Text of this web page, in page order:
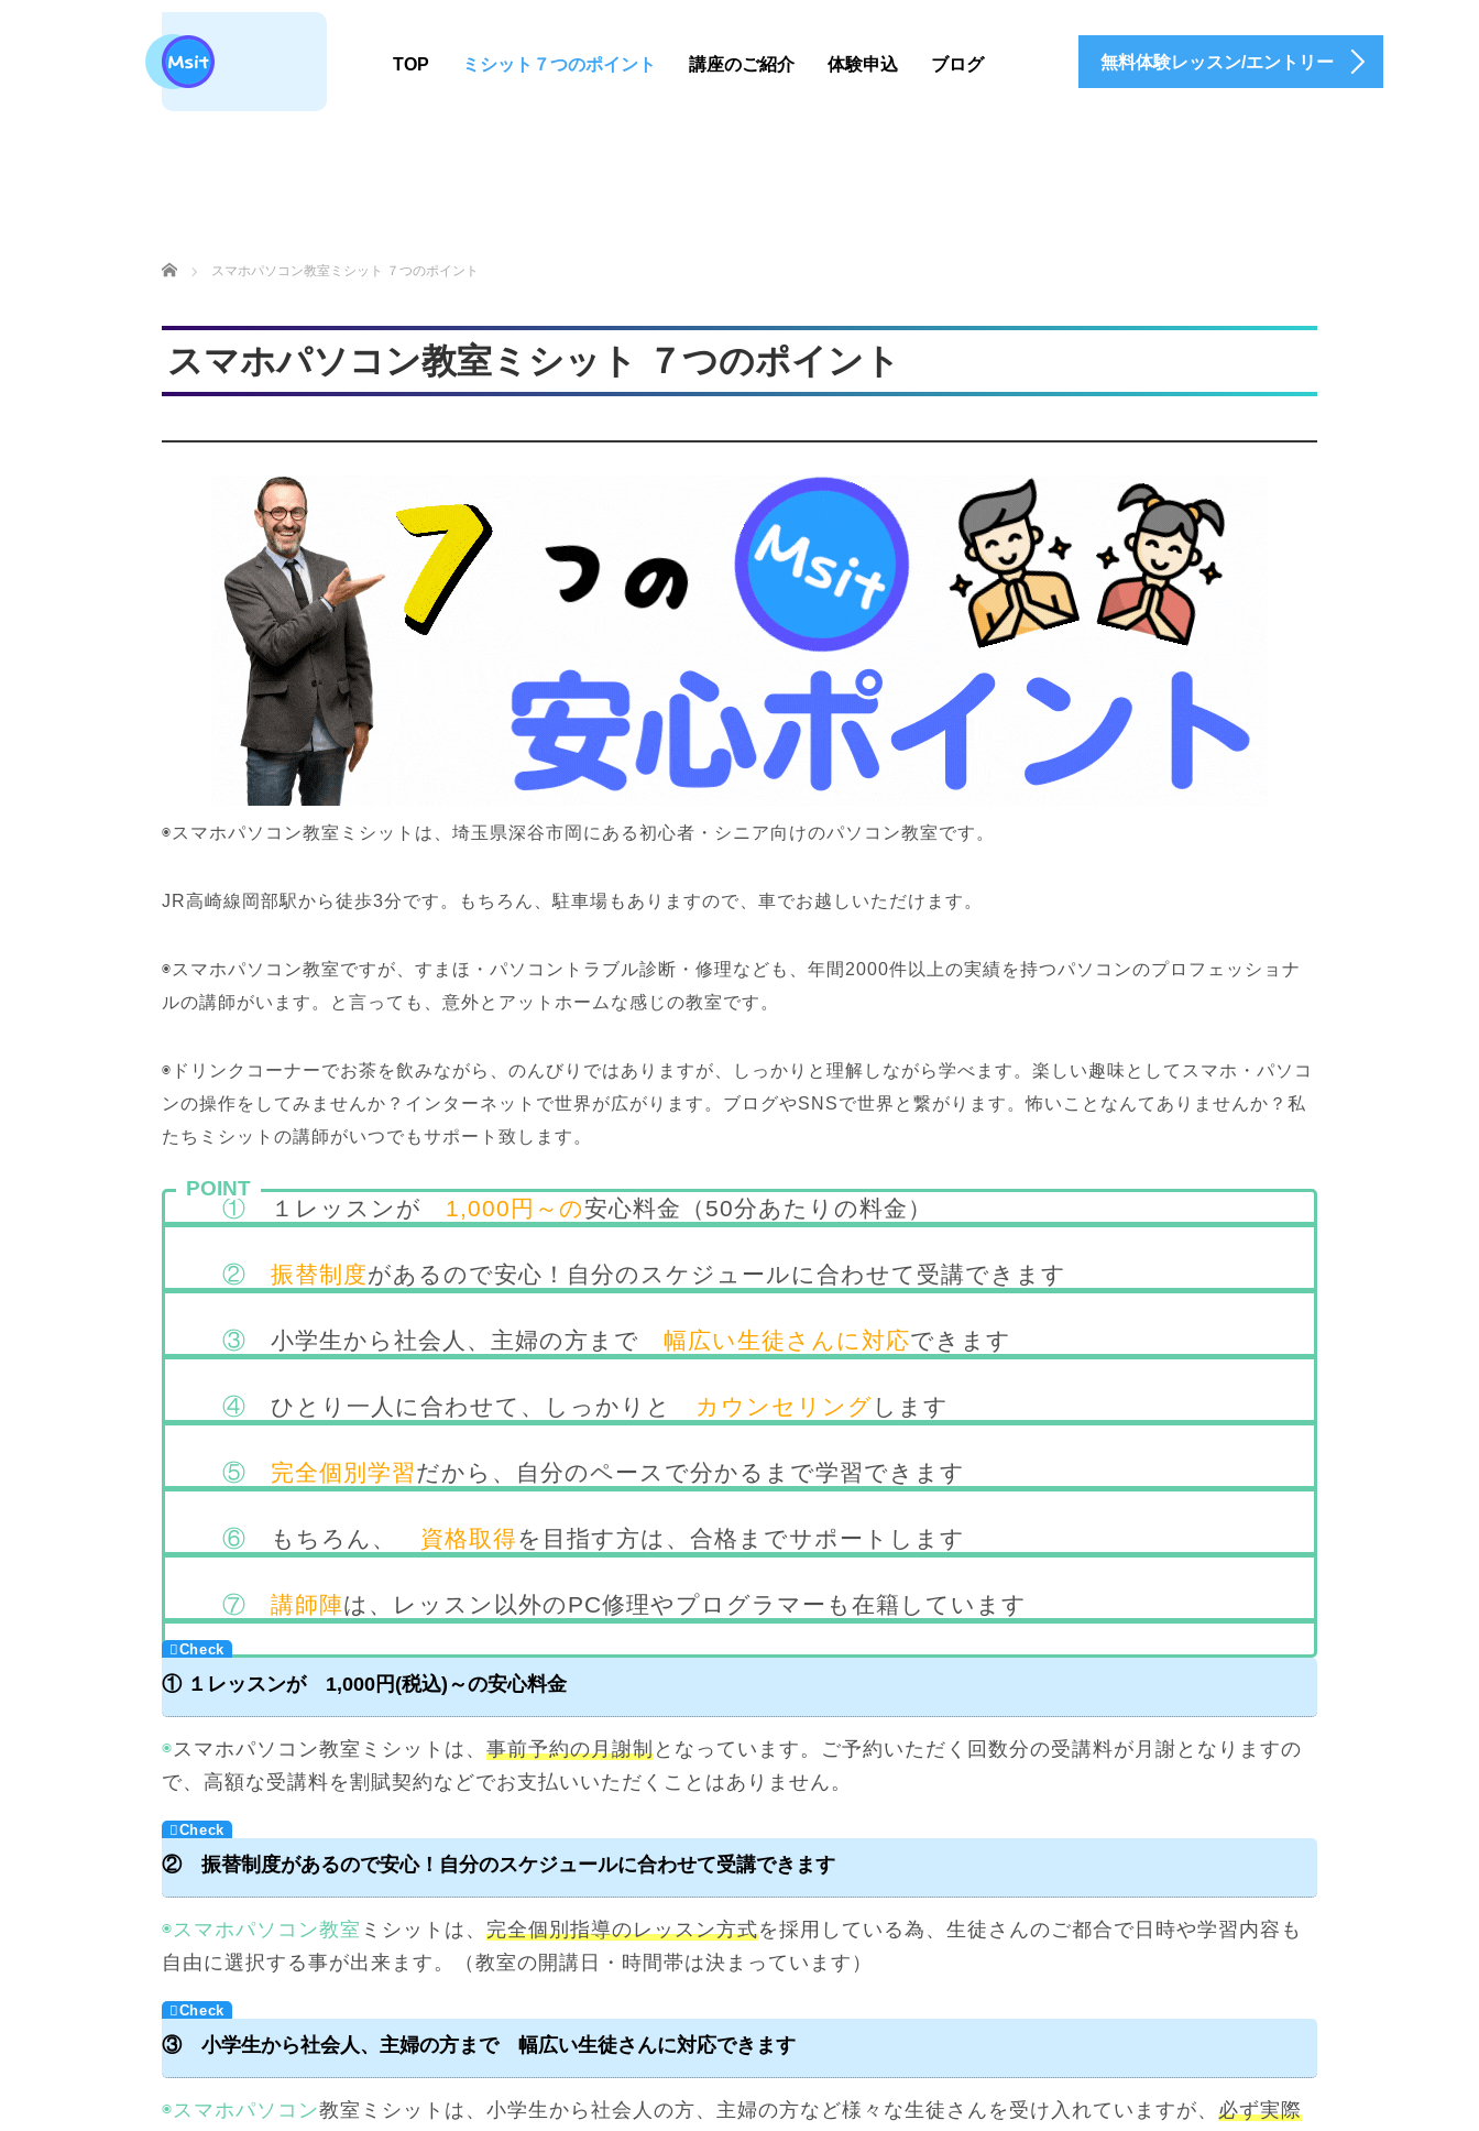
TOP ミシット７つのポイント 講座のご紹介 体験申込 ブログ 無料体験レッスン/エントリー
ホーム スマホパソコン教室ミシット ７つのポイント
スマホパソコン教室ミシット ７つのポイント
◉スマホパソコン教室ミシットは、埼玉県深谷市岡にある初心者・シニア向けのパソコン教室です。
JR高崎線岡部駅から徒歩3分です。もちろん、駐車場もありますので、車でお越しいただけます。
◉スマホパソコン教室ですが、すまほ・パソコントラブル診断・修理なども、年間2000件以上の実績を持つパソコンのプロフェッショナ
ルの講師がいます。と言っても、意外とアットホームな感じの教室です。
◉ドリンクコーナーでお茶を飲みながら、のんびりではありますが、しっかりと理解しながら学べます。楽しい趣味としてスマホ・パソコ
ンの操作をしてみませんか？インターネットで世界が広がります。ブログやSNSで世界と繋がります。怖いことなんてありませんか？私
たちミシットの講師がいつでもサポート致します。
POINT
① １レッスンが 1,000円～の安心料金（50分あたりの料金）
②振替制度があるので安心！自分のスケジュールに合わせて受講できます
③小学生から社会人、主婦の方まで幅広い生徒さんに対応できます
④ ひとり一人に合わせて、しっかりと カウンセリング します
⑤ 完全個別学習だから、自分のペースで分かるまで学習できます
⑥ もちろん、 資格取得を目指す方は、合格までサポートします
⑦講師陣は、レッスン以外のPC修理やプログラマーも在籍しています
① １レッスンが 1,000円(税込)～の安心料金
◉スマホパソコン教室ミシットは、 事前予約の月謝制となっています。ご予約いただく回数分の受講料が月謝となりますの
で、高額な受講料を割賦契約などでお支払いいただくことはありません。
② 振替制度があるので安心！自分のスケジュールに合わせて受講できます
◉スマホパソコン教室 ミシットは、 完全個別指導のレッスン方式を採用している為、生徒さんのご都合で日時や学習内容も
自由に選択する事が出来ます。（教室の開講日・時間帯は決まっています）
③ 小学生から社会人、主婦の方まで 幅広い生徒さんに対応できます
◉スマホパソコン教室ミシットは、小学生から社会人の方、主婦の方など様々な生徒さんを受け入れていますが、 必ず実際